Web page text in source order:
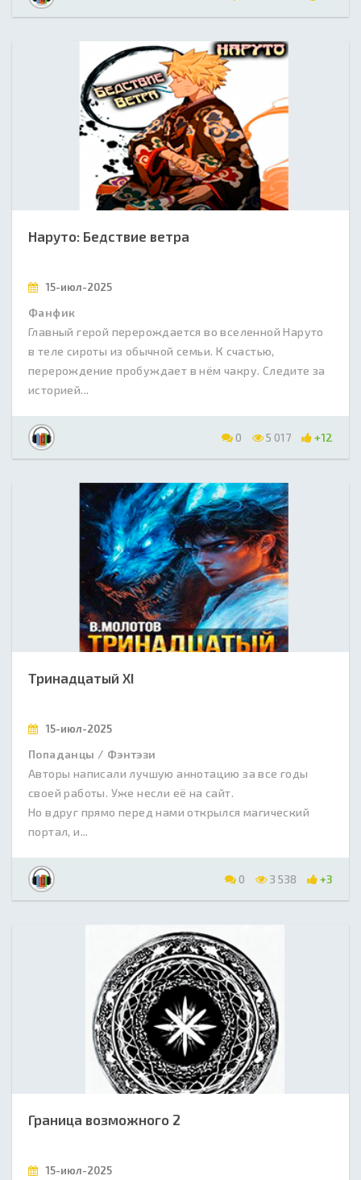
Наруто: Бедствие ветра
15-июл-2025
Фанфик
Главный герой перерождается во вселенной Наруто
в теле сироты из обычной семьи. К счастью,
перерождение пробуждает в нём чакру. Следите за
историей...
0 5 017 +12
Тринадцатый XI
15-июл-2025
Попаданцы / Фэнтэзи
Авторы написали лучшую аннотацию за все годы
своей работы. Уже несли её на сайт.
Но вдруг прямо перед нами открылся магический
портал, и...
0 3 538 +3
Граница возможного 2
15-июл-2025